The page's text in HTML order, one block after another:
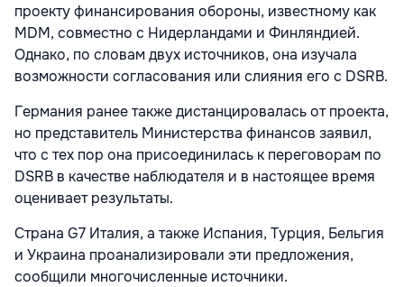
проекту финансирования обороны, известному как
MDM, совместно с Нидерландами и Финляндией.
Однако, по словам двух источников, она изучала
возможности согласования или слияния его с DSRB.
Германия ранее также дистанцировалась от проекта,
но представитель Министерства финансов заявил,
что с тех пор она присоединилась к переговорам по
DSRB в качестве наблюдателя и в настоящее время
оценивает результаты.
Страна G7 Италия, а также Испания, Турция, Бельгия
и Украина проанализировали эти предложения,
сообщили многочисленные источники.